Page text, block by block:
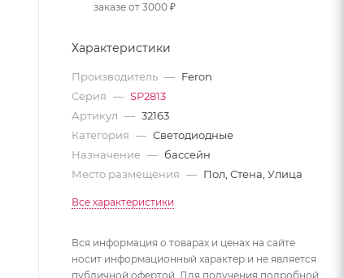
заказе от 3000 ₽
Характеристики
Производитель — Feron
Серия — SP2813
Артикул — 32163
Категория — Светодиодные
Назначение — бассейн
Место размещения — Пол, Стена, Улица
Все характеристики
Вся информация о товарах и ценах на сайте
носит информационный характер и не является
публичной офертой. Для получения подробной